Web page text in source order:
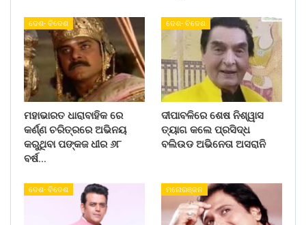
ଦେଶ- ବିଦେଶ
ମହାଭାରତ ଧାରାବାହିକ ରେ
କର୍ଣ୍ଣ ଚରିତ୍ରରେ ଅଭିନୟ
କରୁଥିବା ପଙ୍କଜ ଧୀର ୬୮
ବର୍ଷ…
ଦେଶ- ବିଦେଶ
ଦୀପାବଳିରେ ଶେଷ ନିଶ୍ୱାସ
ତ୍ୟାଗ କଲେ ପ୍ରସିଦ୍ଧ
ବଲିଉଡ ଅଭିନେତା ଅସରାନି
ଦେଶ- ବିଦେଶ ମନୋରଞ୍ଜନ